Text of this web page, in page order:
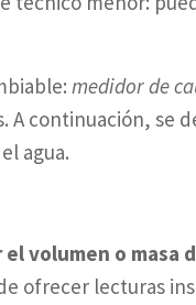
medidor de
continuación, se
agua.
volumen o masa
ofrecer lecturas